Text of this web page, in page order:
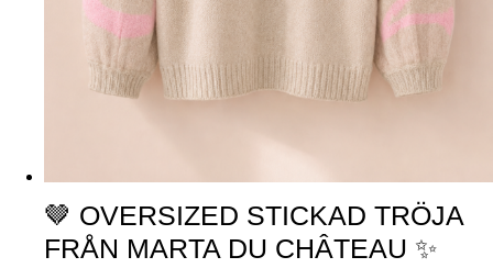
🤎 OVERSIZED STICKAD TRÖJA
FRÅN MARTA DU CHÂTEAU ✨